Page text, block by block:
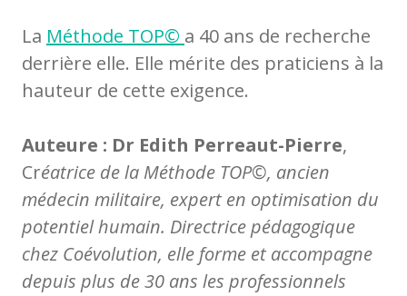
La Méthode TOP© a 40 ans de recherche
derrière elle. Elle mérite des praticiens à la
hauteur de cette exigence.
Auteure : Dr Edith Perreaut-Pierre,
Créatrice de la Méthode TOP©, ancien
médecin militaire, expert en optimisation du
potentiel humain. Directrice pédagogique
chez Coévolution, elle forme et accompagne
depuis plus de 30 ans les professionnels